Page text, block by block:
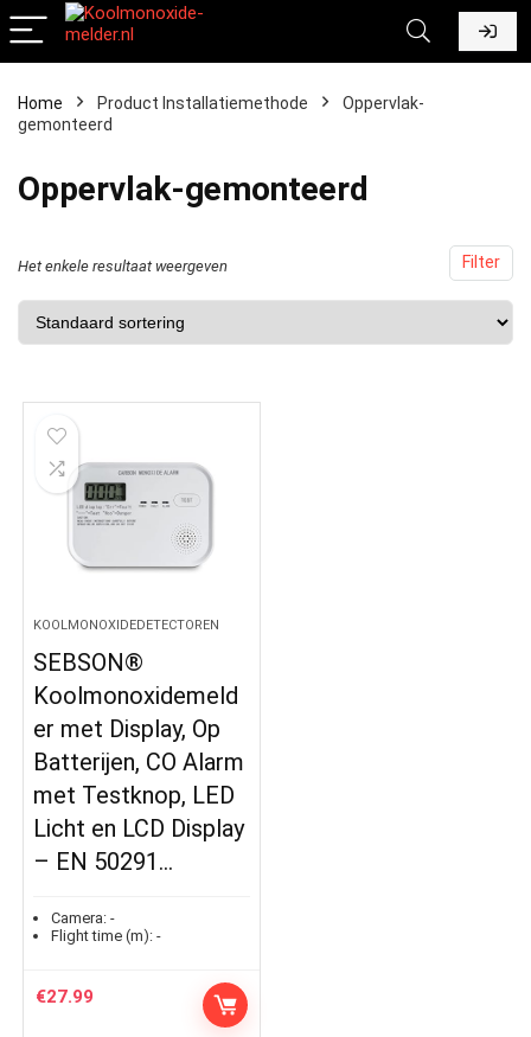
Home Product Installatiemethode
‎Oppervlak-
gemonteerd
‎Oppervlak-gemonteerd
Filter
Het enkele resultaat weergeven
KOOLMONOXIDEDETECTOREN
SEBSON®
Koolmonoxidemeld
er met Display, Op
Batterijen, CO Alarm
met Testknop, LED
Licht en LCD Display
– EN 50291…
Camera: -
Flight time (m): -
€27.99